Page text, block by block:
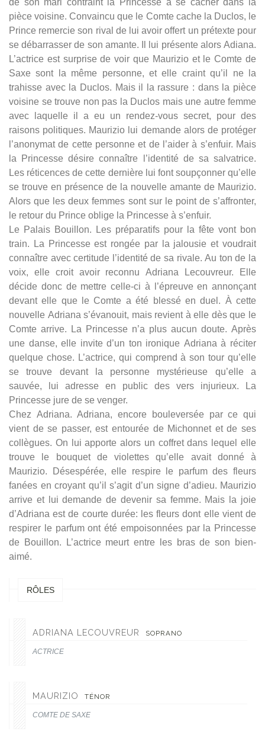
de son mari contraint la Princesse à se cacher dans la
pièce voisine. Convaincu que le Comte cache la Duclos, le
Prince remercie son rival de lui avoir offert un prétexte pour
se débarrasser de son amante. Il lui présente alors Adiana.
L’actrice est surprise de voir que Maurizio et le Comte de
Saxe sont la même personne, et elle craint qu’il ne la
trahisse avec la Duclos. Mais il la rassure : dans la pièce
voisine se trouve non pas la Duclos mais une autre femme
avec laquelle il a eu un rendez-vous secret, pour des
raisons politiques. Maurizio lui demande alors de protéger
l’anonymat de cette personne et de l’aider à s’enfuir. Mais
la Princesse désire connaître l’identité de sa salvatrice.
Les réticences de cette dernière lui font soupçonner qu’elle
se trouve en présence de la nouvelle amante de Maurizio.
Alors que les deux femmes sont sur le point de s’affronter,
le retour du Prince oblige la Princesse à s’enfuir.
Le Palais Bouillon. Les préparatifs pour la fête vont bon
train. La Princesse est rongée par la jalousie et voudrait
connaître avec certitude l’identité de sa rivale. Au ton de la
voix, elle croit avoir reconnu Adriana Lecouvreur. Elle
décide donc de mettre celle-ci à l’épreuve en annonçant
devant elle que le Comte a été blessé en duel. À cette
nouvelle Adriana s’évanouit, mais revient à elle dès que le
Comte arrive. La Princesse n’a plus aucun doute. Après
une danse, elle invite d’un ton ironique Adriana à réciter
quelque chose. L’actrice, qui comprend à son tour qu’elle
se trouve devant la personne mystérieuse qu’elle a
sauvée, lui adresse en public des vers injurieux. La
Princesse jure de se venger.
Chez Adriana. Adriana, encore bouleversée par ce qui
vient de se passer, est entourée de Michonnet et de ses
collègues. On lui apporte alors un coffret dans lequel elle
trouve le bouquet de violettes qu’elle avait donné à
Maurizio. Désespérée, elle respire le parfum des fleurs
fanées en croyant qu’il s’agit d’un signe d’adieu. Maurizio
arrive et lui demande de devenir sa femme. Mais la joie
d’Adriana est de courte durée: les fleurs dont elle vient de
respirer le parfum ont été empoisonnées par la Princesse
de Bouillon. L’actrice meurt entre les bras de son bien-
aimé.
RÔLES
ADRIANA LECOUVREUR SOPRANO
ACTRICE
MAURIZIO TÉNOR
COMTE DE SAXE